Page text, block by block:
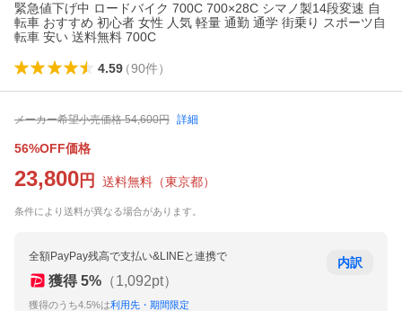
緊急値下げ中 ロードバイク 700C 700×28C シマノ製14段変速 自
転車 おすすめ 初心者 女性 人気 軽量 通勤 通学 街乗り スポーツ自
転車 安い 送料無料 700C
4.59（90件）
メーカー希望小売価格 54,600円 詳細
56%OFF価格
23,800 円 送料無料 （東京都）
条件により送料が異なる場合があります。
全額PayPay残高で支払い&LINEと連携で
獲得 5% （1,092pt）
獲得のうち4.5%は利用先・期間限定
内訳